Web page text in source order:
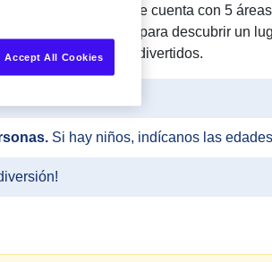
de Europa que cuenta con 5
Prepáratepara descubrir un
animados más divertidos.
Si hay niños, indícanos las
Accept All Cookies